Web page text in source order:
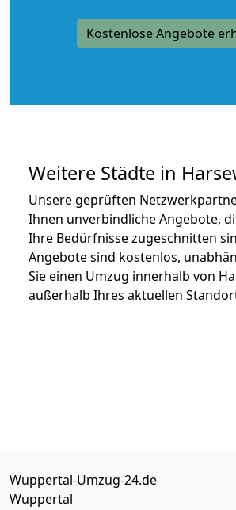
Kostenlose Angebote
Weitere Städte in
Unsere geprüften
Ihnen unverbindliche Angebote,
Ihre Bedürfnisse zugeschnitten
Angebote sind kostenlos,
Sie einen Umzug innerhalb von
außerhalb Ihres aktuellen
Wuppertal-Umzug-24.de
Wuppertal